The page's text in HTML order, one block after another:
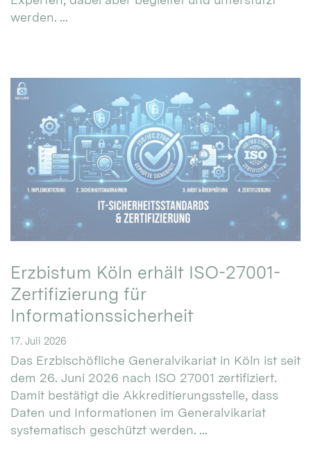
werden. ...
Erzbistum Köln erhält ISO-27001-
Zertifizierung für
Informationssicherheit
17. Juli 2026
Das Erzbischöfliche Generalvikariat in Köln ist seit
dem 26. Juni 2026 nach ISO 27001 zertifiziert.
Damit bestätigt die Akkreditierungsstelle, dass
Daten und Informationen im Generalvikariat
systematisch geschützt werden. ...